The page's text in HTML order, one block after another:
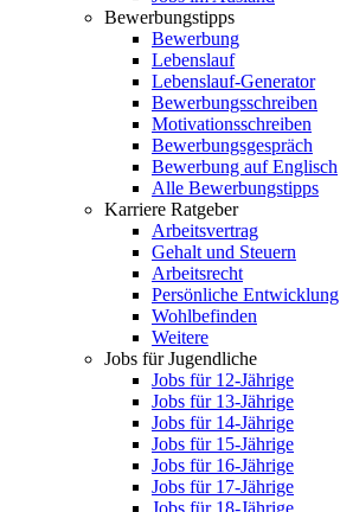
Bewerbungstipps
Bewerbung
Lebenslauf
Lebenslauf-Generator
Bewerbungsschreiben
Motivationsschreiben
Bewerbungsgespräch
Bewerbung auf Englisch
Alle Bewerbungstipps
Karriere Ratgeber
Arbeitsvertrag
Gehalt und Steuern
Arbeitsrecht
Persönliche Entwicklung
Wohlbefinden
Weitere
Jobs für Jugendliche
Jobs für 12-Jährige
Jobs für 13-Jährige
Jobs für 14-Jährige
Jobs für 15-Jährige
Jobs für 16-Jährige
Jobs für 17-Jährige
Jobs für 18-Jährige